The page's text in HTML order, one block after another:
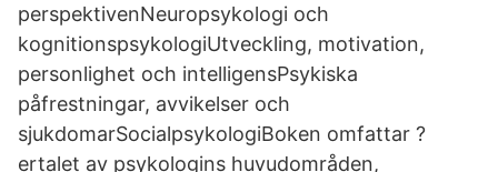
perspektivenNeuropsykologi och
kognitionspsykologiUtveckling, motivation,
personlighet och intelligensPsykiska
påfrestningar, avvikelser och
sjukdomarSocialpsykologiBoken omfattar ?
ertalet av psykologins huvudområden,